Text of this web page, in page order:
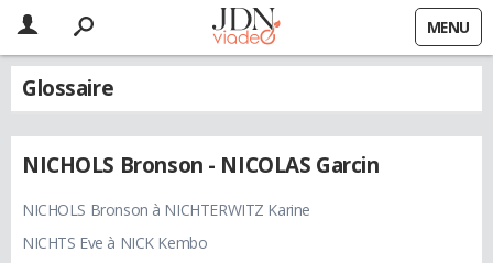
MENU
Glossaire
NICHOLS Bronson - NICOLAS Garcin
NICHOLS Bronson à NICHTERWITZ Karine
NICHTS Eve à NICK Kembo